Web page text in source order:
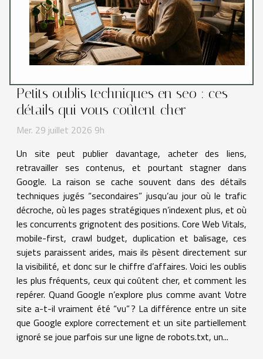
Petits oublis techniques en seo : ces
détails qui vous coûtent cher
Mer. 29 juillet 2026 9h
Un site peut publier davantage, acheter des liens,
retravailler ses contenus, et pourtant stagner dans
Google. La raison se cache souvent dans des détails
techniques jugés “secondaires” jusqu’au jour où le trafic
décroche, où les pages stratégiques n’indexent plus, et où
les concurrents grignotent des positions. Core Web Vitals,
mobile-first, crawl budget, duplication et balisage, ces
sujets paraissent arides, mais ils pèsent directement sur
la visibilité, et donc sur le chiffre d’affaires. Voici les oublis
les plus fréquents, ceux qui coûtent cher, et comment les
repérer. Quand Google n’explore plus comme avant Votre
site a-t-il vraiment été “vu” ? La différence entre un site
que Google explore correctement et un site partiellement
ignoré se joue parfois sur une ligne de robots.txt, un...